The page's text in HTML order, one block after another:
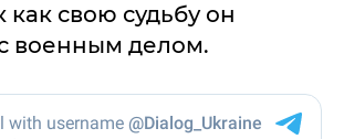
как свою судьбу он
военным делом.